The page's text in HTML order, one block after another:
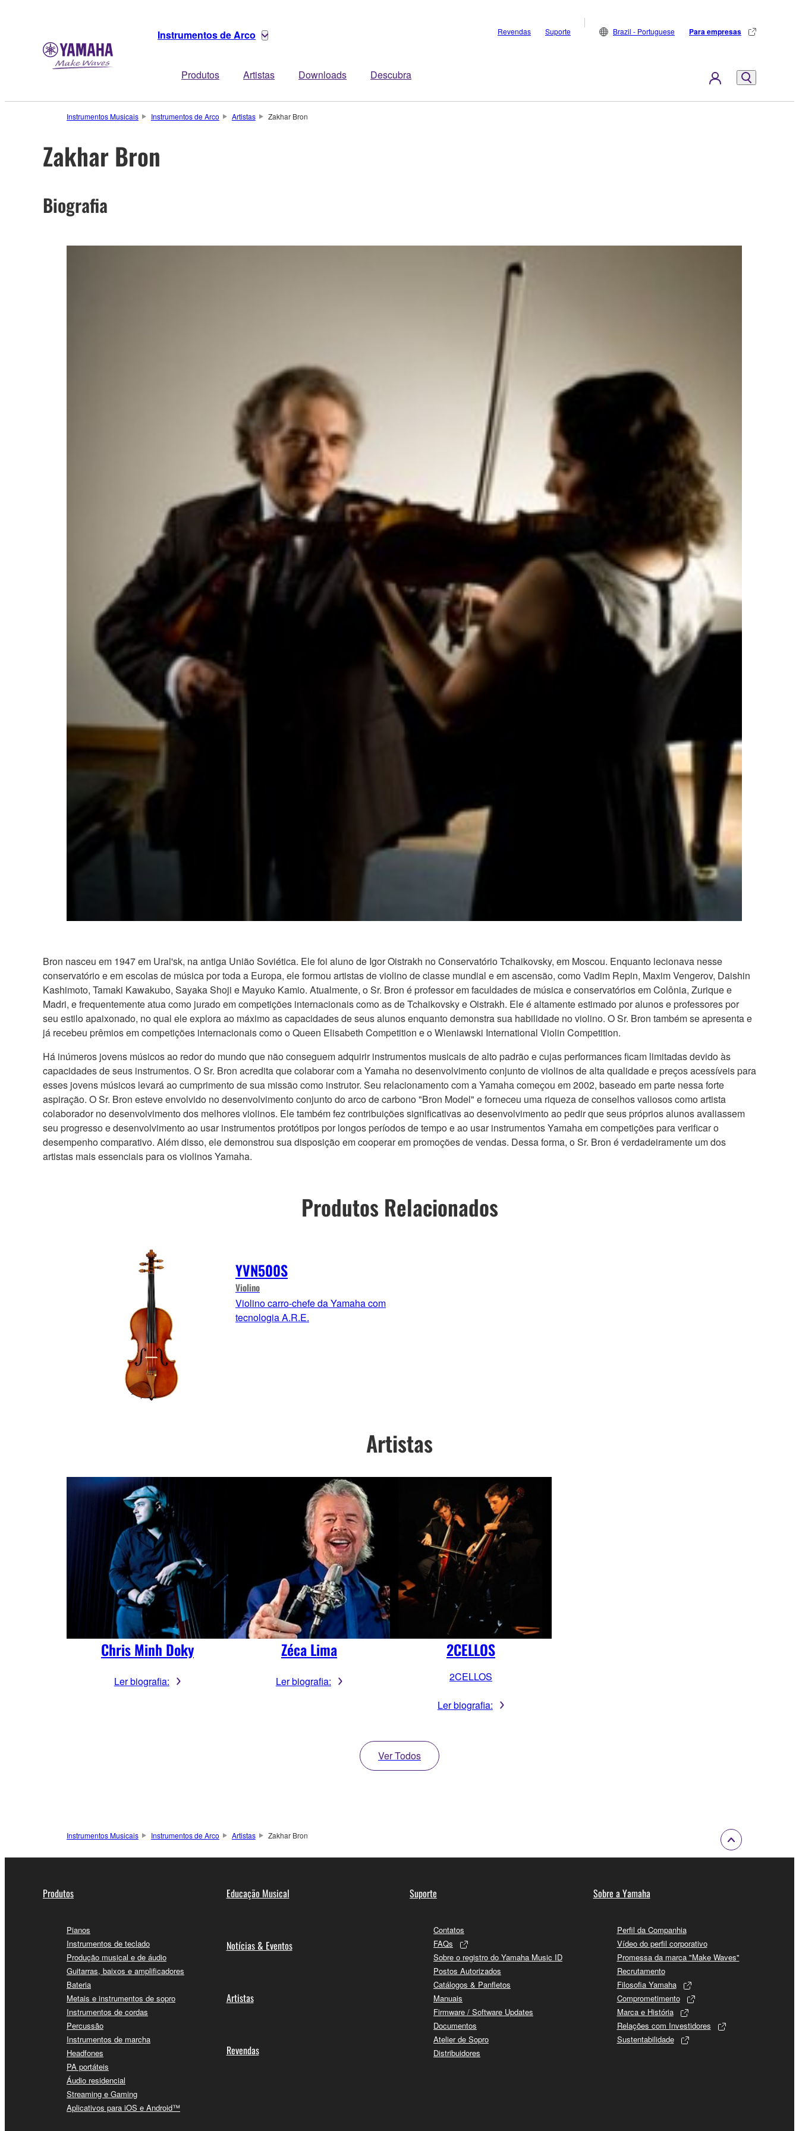
Instrumentos de Arco
Produtos Artistas Downloads Descubra
Revendas Suporte Brazil - Portuguese Para empresas
Instrumentos Musicais Instrumentos de Arco Artistas Zakhar Bron
Zakhar Bron
Biografia
Bron nasceu em 1947 em Ural'sk, na antiga União Soviética. Ele foi aluno de Igor Oistrakh no Conservatório Tchaikovsky, em Moscou. Enquanto lecionava nesse
conservatório e em escolas de música por toda a Europa, ele formou artistas de violino de classe mundial e em ascensão, como Vadim Repin, Maxim Vengerov, Daishin
Kashimoto, Tamaki Kawakubo, Sayaka Shoji e Mayuko Kamio. Atualmente, o Sr. Bron é professor em faculdades de música e conservatórios em Colônia, Zurique e
Madri, e frequentemente atua como jurado em competições internacionais como as de Tchaikovsky e Oistrakh. Ele é altamente estimado por alunos e professores por
seu estilo apaixonado, no qual ele explora ao máximo as capacidades de seus alunos enquanto demonstra sua habilidade no violino. O Sr. Bron também se apresenta e
já recebeu prêmios em competições internacionais como o Queen Elisabeth Competition e o Wieniawski International Violin Competition.
Há inúmeros jovens músicos ao redor do mundo que não conseguem adquirir instrumentos musicais de alto padrão e cujas performances ficam limitadas devido às
capacidades de seus instrumentos. O Sr. Bron acredita que colaborar com a Yamaha no desenvolvimento conjunto de violinos de alta qualidade e preços acessíveis para
esses jovens músicos levará ao cumprimento de sua missão como instrutor. Seu relacionamento com a Yamaha começou em 2002, baseado em parte nessa forte
aspiração. O Sr. Bron esteve envolvido no desenvolvimento conjunto do arco de carbono "Bron Model" e forneceu uma riqueza de conselhos valiosos como artista
colaborador no desenvolvimento dos melhores violinos. Ele também fez contribuições significativas ao desenvolvimento ao pedir que seus próprios alunos avaliassem
seu progresso e desenvolvimento ao usar instrumentos protótipos por longos períodos de tempo e ao usar instrumentos Yamaha em competições para verificar o
desempenho comparativo. Além disso, ele demonstrou sua disposição em cooperar em promoções de vendas. Dessa forma, o Sr. Bron é verdadeiramente um dos
artistas mais essenciais para os violinos Yamaha.
Produtos Relacionados
YVN500S
Violino
Violino carro-chefe da Yamaha com
tecnologia A.R.E.
Artistas
Chris Minh Doky
Ler biografia:
Zéca Lima
Ler biografia:
2CELLOS
2CELLOS
Ler biografia:
Ver Todos
Instrumentos Musicais Instrumentos de Arco Artistas Zakhar Bron
Produtos
Pianos
Instrumentos de teclado
Produção musical e de áudio
Guitarras, baixos e amplificadores
Bateria
Metais e instrumentos de sopro
Instrumentos de cordas
Percussão
Instrumentos de marcha
Headfones
PA portáteis
Áudio residencial
Streaming e Gaming
Aplicativos para iOS e Android™
Educação Musical
Notícias & Eventos
Artistas
Revendas
Suporte
Contatos
FAQs
Sobre o registro do Yamaha Music ID
Postos Autorizados
Catálogos & Panfletos
Manuais
Firmware / Software Updates
Documentos
Atelier de Sopro
Distribuidores
Sobre a Yamaha
Perfil da Companhia
Vídeo do perfil corporativo
Promessa da marca "Make Waves"
Recrutamento
Filosofia Yamaha
Comprometimento
Marca e História
Relações com Investidores
Sustentabilidade